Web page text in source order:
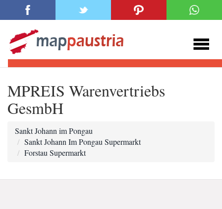
MPREIS Warenvertriebs
GesmbH
Sankt Johann im Pongau
Sankt Johann Im Pongau Supermarkt
Forstau Supermarkt